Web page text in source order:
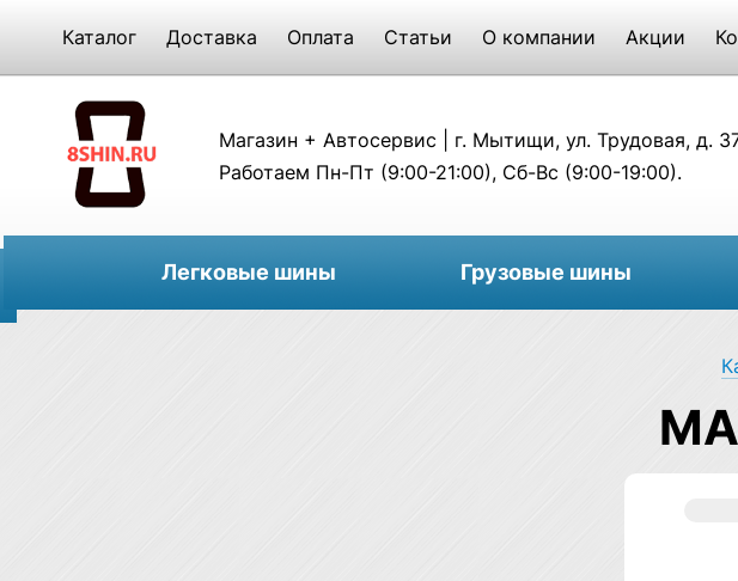
Каталог Доставка Оплата Статьи О компании Акции
Магазин + Автосервис | г. Мытищи, ул. Трудовая, д.
Работаем Пн-Пт (9:00-21:00), Сб-Вс (9:00-19:00).
Легковые шины Грузовые шины